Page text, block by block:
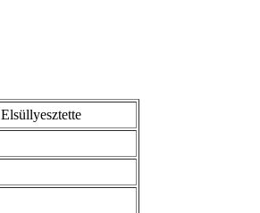
Elsüllyesztette